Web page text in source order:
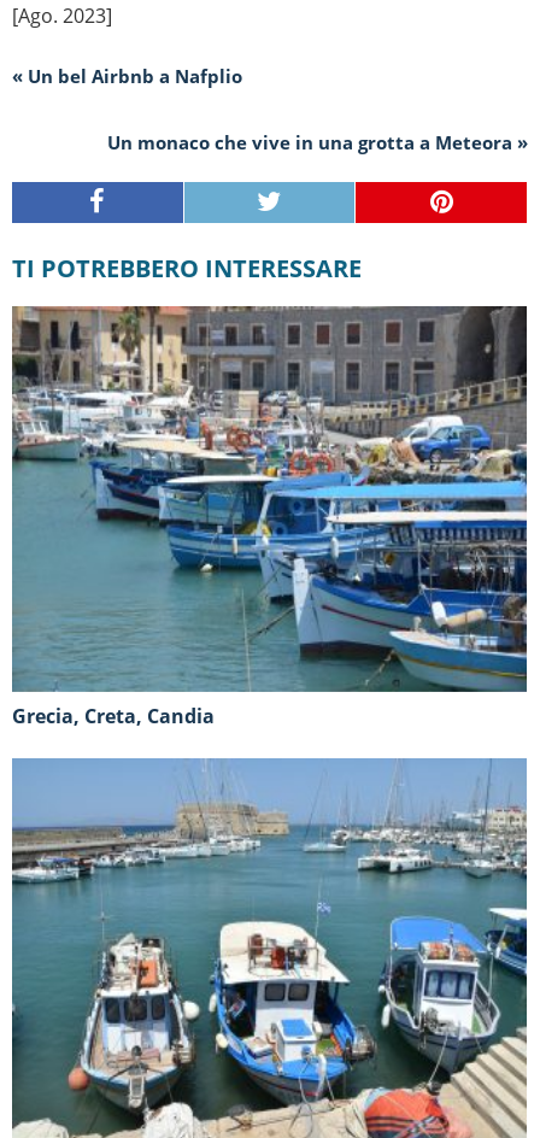
​[Ago. 2023]
« Un bel Airbnb a Nafplio
Un monaco che vive in una grotta a Meteora »
TI POTREBBERO INTERESSARE
Grecia, Creta, Candia